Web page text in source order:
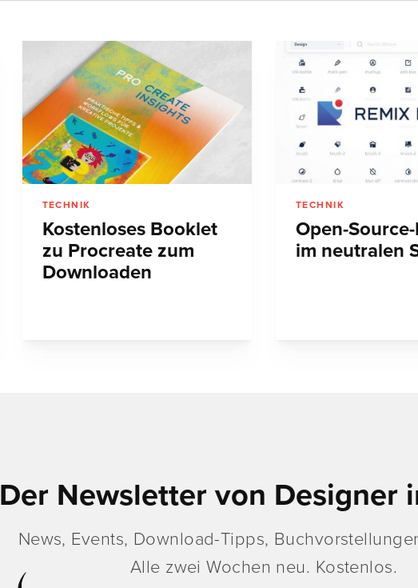
TECHNIK
Kostenloses Booklet
zu Procreate zum
Downloaden
TECHNIK
Open-
im neutralen
Der Newsletter von Designer
News, Events, Download-Tipps,
Alle zwei Wochen neu. Kostenlos.